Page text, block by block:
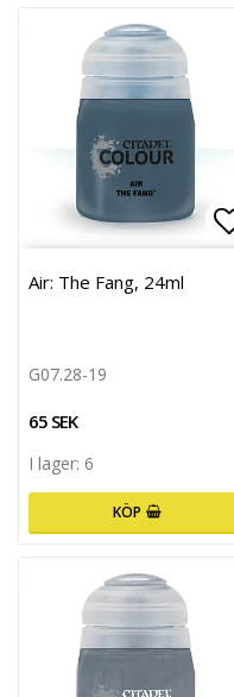
Air: The Fang, 24ml
G07.28-19
65 SEK
I lager: 6
KÖP